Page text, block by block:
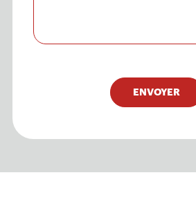
ENVOYER